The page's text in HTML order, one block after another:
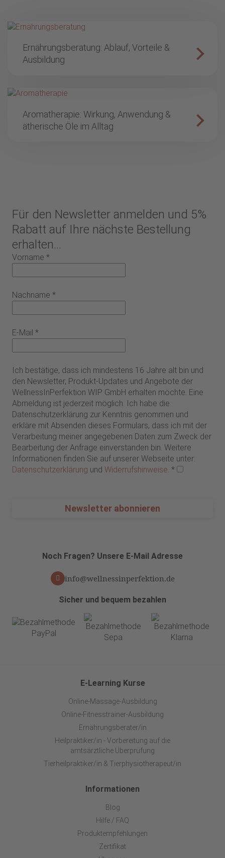
Ernährungsberatung: Ablauf, Vorteile &
Ausbildung
Aromatherapie: Wirkung, Anwendung &
ätherische Öle im Alltag
Für den Newsletter anmelden und 5%
Rabatt auf Ihre nächste Bestellung
erhalten...
Vorname *
Nachname *
E-Mail *
Ich bestätige, dass ich mindestens 16 Jahre alt bin und
den Newsletter, Produkt-Updates und Angebote der
WellnessInPerfektion WIP GmbH erhalten möchte. Eine
Abmeldung ist jederzeit möglich. Ich habe die
Datenschutzerklärung zur Kenntnis genommen und
erkläre mit Absenden dieses Formulars, dass ich mit der
Verarbeitung meiner angegebenen Daten zum Zweck der
Bearbeitung der Anfrage einverstanden bin. Weitere
Informationen finden Sie auf unserer Webseite unter:
Datenschutzerklärung und Widerrufshinweise. *
Newsletter abonnieren
Sicher und bequem bezahlen
Noch Fragen? Unsere E-Mail Adresse
info@wellnessinperfektion.de
E-Learning Kurse
Online-Massage-Ausbildung
Online-Fitnesstrainer-Ausbildung
Ernährungsberater/in
Heilpraktiker/in - Vorbereitung auf die
amtsärztliche Überprüfung
Tierheilpraktiker/in & Tierphysiotherapeut/in
Informationen
Blog
Hilfe / FAQ
Produktempfehlungen
Zertifikat